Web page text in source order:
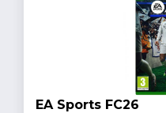
EA Sports FC26